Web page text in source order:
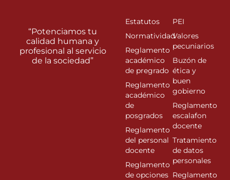
“Potenciamos tu
calidad humana y
profesional al servicio
de la sociedad”
Estatutos
Normatividad
Reglamento
académico
de pregrado
Reglamento
académico
de
posgrados
Reglamento
del personal
docente
Reglamento
de opciones
PEI
Valores
pecuniarios
Buzón de
ética y
buen
gobierno
Reglamento
escalafon
docente
Tratamiento
de datos
personales
Reglamento